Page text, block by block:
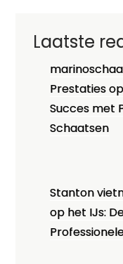
Laatste
Prestaties
Succes met
Schaatsen
Stanton
op het IJs: